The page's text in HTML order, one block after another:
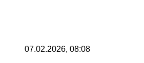
07.02.2026, 08:08